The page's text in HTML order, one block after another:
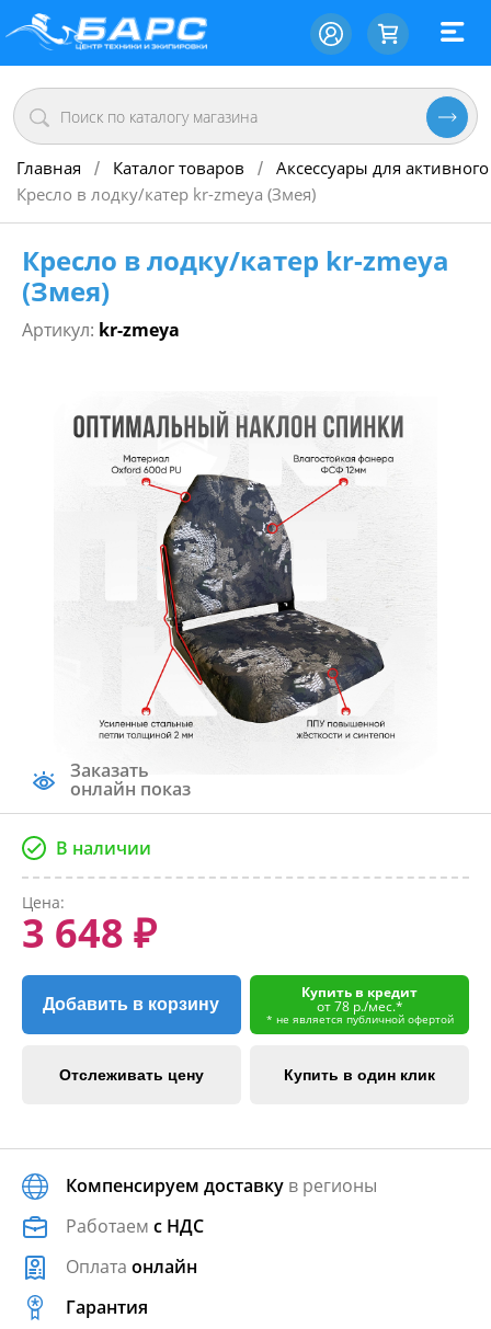
Главная / Каталог товаров / Аксессуары для
Кресло в лодку/катер kr-zmeya (Змея)
Кресло в лодку/катер kr-zmeya
(Змея)
Артикул: kr-zmeya
Заказать
онлайн показ
В наличии
Цена:
3 648 ₽
Добавить в корзину
Купить в кредит
от 78 р./мес.*
* не является публичной офертой
Отслеживать цену Купить в один клик
Компенсируем доставку в регионы
Работаем с НДС
Оплата онлайн
Гарантия